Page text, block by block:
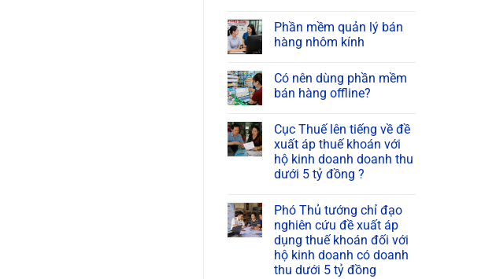
Phần mềm quản lý bán
hàng nhôm kính
Có nên dùng phần mềm
bán hàng offline?
Cục Thuế lên tiếng về đề
xuất áp thuế khoán với
hộ kinh doanh doanh thu
dưới 5 tỷ đồng ?
Phó Thủ tướng chỉ đạo
nghiên cứu đề xuất áp
dụng thuế khoán đối với
hộ kinh doanh có doanh
thu dưới 5 tỷ đồng